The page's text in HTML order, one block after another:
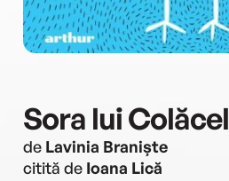
Sora lui Colăcel
de Lavinia Braniște
citită de Ioana Lică